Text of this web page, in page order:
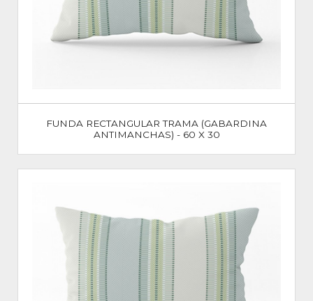
FUNDA RECTANGULAR TRAMA (GABARDINA
ANTIMANCHAS) - 60 X 30